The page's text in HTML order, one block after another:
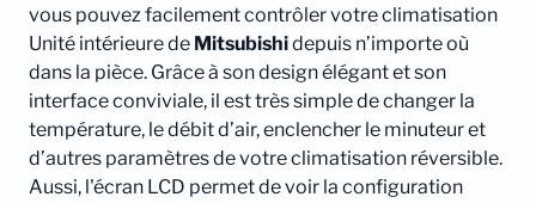
vous pouvez facilement contrôler votre climatisation
Unité intérieure de Mitsubishidepuis n’importe où
dans la pièce. Grâce à son design élégant et son
interface conviviale, il est très simple de changer la
température, le débit d’air, enclencher le minuteur et
d’autres paramètres de votre climatisation réversible.
Aussi, l'écran LCD permet de voir la configuration